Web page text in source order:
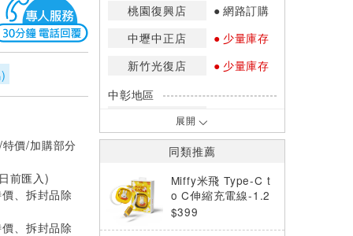
價/加購部分
前匯入)
、拆封品除
、拆封品除
桃園復興店
網路訂購
中壢中正店
少量庫存
新竹光復店
少量庫存
中彰地區
台中英才店
嘉南地區
高雄鳳山店
網路訂購
*庫存數量：網路訂購(0)、少量庫存
展開
同類推薦
Miffy米飛 Type-C t
o C伸縮充電線-1.2
m-向日黃
$399